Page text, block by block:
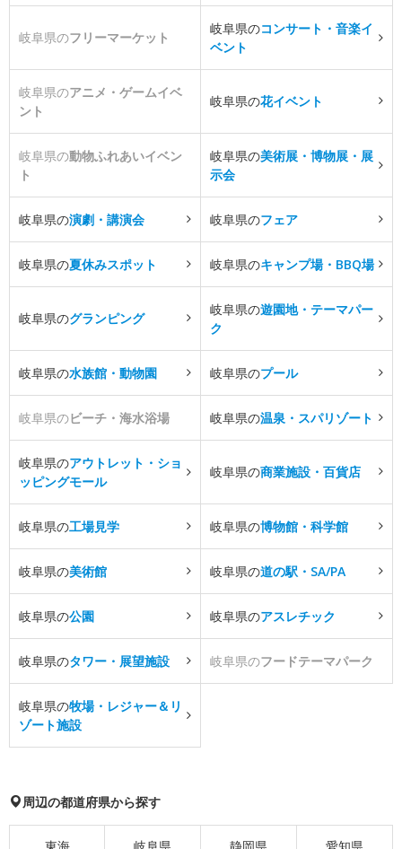
岐阜県のフリーマーケット
岐阜県のコンサート・音楽イ
ベント
岐阜県のアニメ・ゲームイベ
ント
岐阜県の花イベント
岐阜県の動物ふれあいイベン
ト
岐阜県の美術展・博物展・展
示会
岐阜県の演劇・講演会 岐阜県のフェア
岐阜県の夏休みスポット 岐阜県のキャンプ場・BBQ場
岐阜県のグランピング
岐阜県の遊園地・テーマパー
ク
岐阜県の水族館・動物園 岐阜県のプール
岐阜県のビーチ・海水浴場 岐阜県の温泉・スパリゾート
岐阜県のアウトレット・ショ
ッピングモール
岐阜県の商業施設・百貨店
岐阜県の工場見学 岐阜県の博物館・科学館
岐阜県の美術館 岐阜県の道の駅・SA/PA
岐阜県の公園 岐阜県のアスレチック
岐阜県のタワー・展望施設 岐阜県のフードテーマパーク
岐阜県の牧場・レジャー＆リ
ゾート施設
周辺の都道府県から探す
東海 岐阜県 静岡県 愛知県